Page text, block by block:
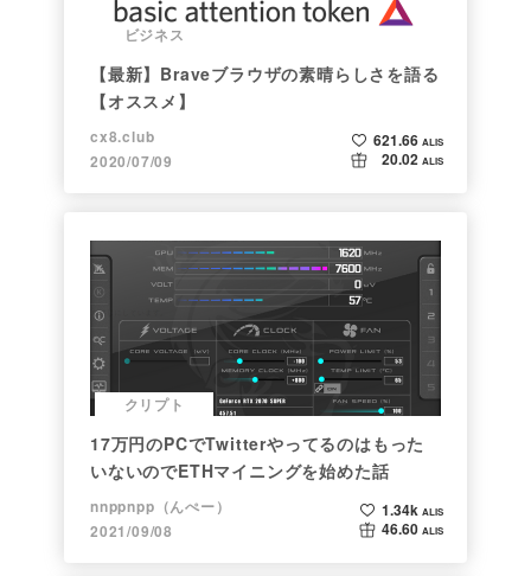
ビジネス
【最新】Braveブラウザの素晴らしさを語る
【オススメ】
cx8.club
2020/07/09
621.66 ALIS
20.02 ALIS
クリプト
17万円のPCでTwitterやってるのはもった
いないのでETHマイニングを始めた話
nnppnpp（んぺー）
2021/09/08
1.34k ALIS
46.60 ALIS